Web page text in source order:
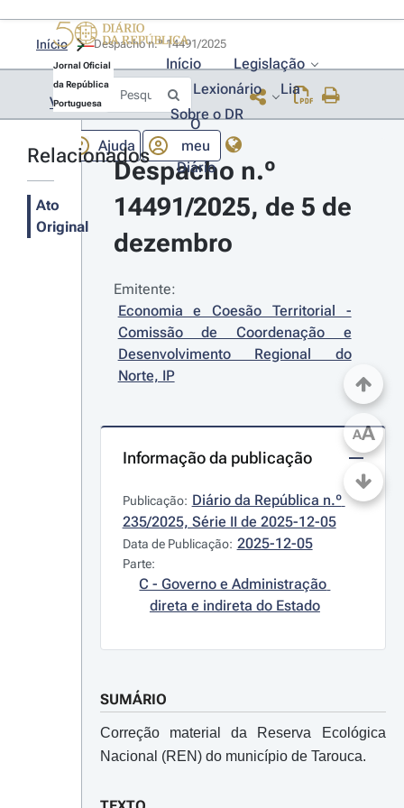
Jornal Oficial
da República
Portuguesa
Início
Legislação
Lexionário
Lia
Sobre o DR
Ajuda
O
meu
Diário
Início
Voltar
Relacionados
Ato
Original
Despacho n.º
14491/2025, de 5 de
dezembro
Emitente:
Economia e Coesão Territorial -
Comissão de Coordenação e
Desenvolvimento Regional do
Norte, IP
Informação da publicação
Publicação: Diário da República n.º
235/2025, Série II de 2025-12-05
Data de Publicação: 2025-12-05
Parte:
C - Governo e Administração
direta e indireta do Estado
SUMÁRIO
Correção material da Reserva Ecológica
Nacional (REN) do município de Tarouca.
AA